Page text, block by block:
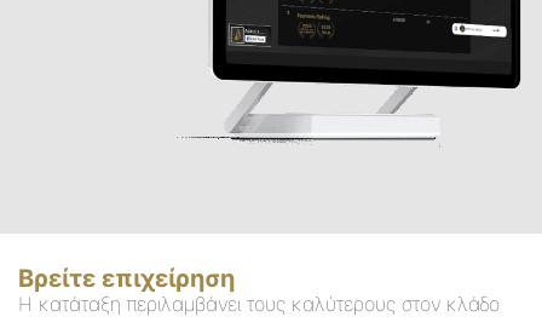
Βρείτε επιχείρηση
Η κατάταξη περιλαμβάνει τους καλύτερους στον κλάδο